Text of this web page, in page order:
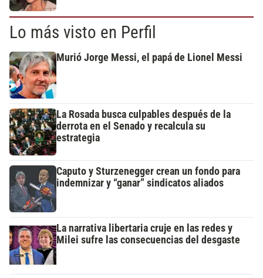
Lo más visto en Perfil
Murió Jorge Messi, el papá de Lionel Messi
La Rosada busca culpables después de la
derrota en el Senado y recalcula su
estrategia
Caputo y Sturzenegger crean un fondo para
indemnizar y “ganar” sindicatos aliados
La narrativa libertaria cruje en las redes y
Milei sufre las consecuencias del desgaste